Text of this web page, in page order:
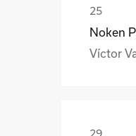
Víctor